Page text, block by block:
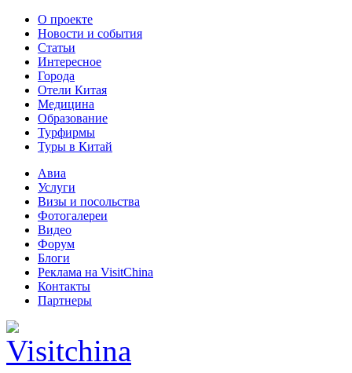
О проекте
Новости и события
Статьи
Интересное
Города
Отели Китая
Медицина
Образование
Турфирмы
Туры в Китай
Авиа
Услуги
Визы и посольства
Фотогалереи
Видео
Форум
Блоги
Реклама на VisitChina
Контакты
Партнеры